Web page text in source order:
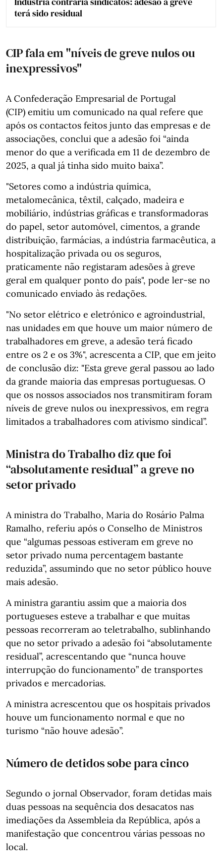
terá sido residual
CIP fala em "níveis de greve nulos ou
inexpressivos"
A Confederação Empresarial de Portugal
(CIP) emitiu um comunicado na qual refere que
após os contactos feitos junto das empresas e de
associações, conclui que a adesão foi “ainda
menor do que a verificada em 11 de dezembro de
2025, a qual já tinha sido muito baixa”.
"Setores como a indústria química,
metalomecânica, têxtil, calçado, madeira e
mobiliário, indústrias gráficas e transformadoras
do papel, setor automóvel, cimentos, a grande
distribuição, farmácias, a indústria farmacêutica, a
hospitalização privada ou os seguros,
praticamente não registaram adesões à greve
geral em qualquer ponto do país", pode ler-se no
comunicado enviado às redações.
"No setor elétrico e eletrónico e agroindustrial,
nas unidades em que houve um maior número de
trabalhadores em greve, a adesão terá ficado
entre os 2 e os 3%", acrescenta a CIP, que em jeito
de conclusão diz: "Esta greve geral passou ao lado
da grande maioria das empresas portuguesas. O
que os nossos associados nos transmitiram foram
níveis de greve nulos ou inexpressivos, em regra
limitados a trabalhadores com ativismo sindical”.
Ministra do Trabalho diz que foi
“absolutamente residual” a greve no
setor privado
A ministra do Trabalho, Maria do Rosário Palma
Ramalho, referiu após o Conselho de Ministros
que “algumas pessoas estiveram em greve no
setor privado numa percentagem bastante
reduzida”, assumindo que no setor público houve
mais adesão.
A ministra garantiu assim que a maioria dos
portugueses esteve a trabalhar e que muitas
pessoas recorreram ao teletrabalho, sublinhando
que no setor privado a adesão foi “absolutamente
residual”, acrescentando que “nunca houve
interrupção do funcionamento” de transportes
privados e mercadorias.
A ministra acrescentou que os hospitais privados
houve um funcionamento normal e que no
turismo “não houve adesão”.
Número de detidos sobe para cinco
Segundo o jornal Observador, foram detidas mais
duas pessoas na sequência dos desacatos nas
imediações da Assembleia da República, após a
manifestação que concentrou várias pessoas no
local.